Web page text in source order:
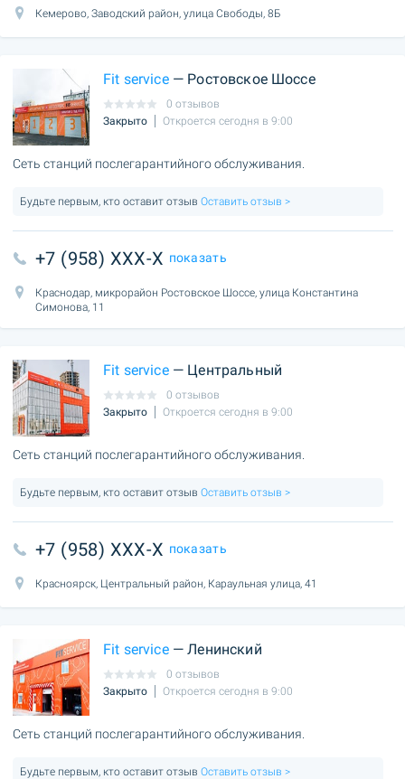
Кемерово, Заводский район, улица Свободы, 8Б
Fit service— Ростовское Шоссе
0 отзывов
Закрыто
Откроется сегодня в 9:00
Сеть станций послегарантийного обслуживания.
Будьте первым, кто оставит отзыв Оставить отзыв >
+7 (958) XXX-X показать
Краснодар, микрорайон Ростовское Шоссе, улица Константина
Симонова, 11
Fit service— Центральный
0 отзывов
Закрыто
Откроется сегодня в 9:00
Сеть станций послегарантийного обслуживания.
Будьте первым, кто оставит отзыв Оставить отзыв >
+7 (958) XXX-X показать
Красноярск, Центральный район, Караульная улица, 41
Fit service— Ленинский
0 отзывов
Закрыто
Откроется сегодня в 9:00
Сеть станций послегарантийного обслуживания.
Будьте первым, кто оставит отзыв Оставить отзыв >